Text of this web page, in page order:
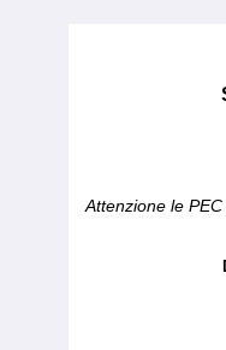
Attenzione le